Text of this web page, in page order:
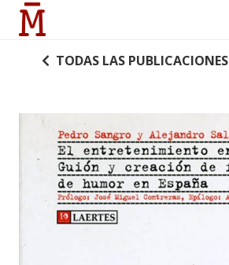
TODAS LAS PUBLICACIONES